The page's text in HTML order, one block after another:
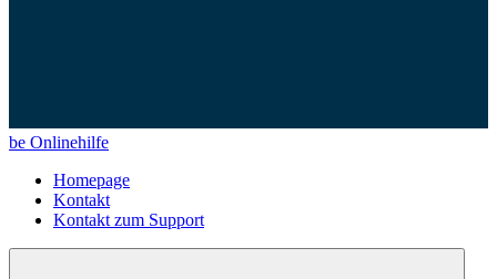
be Onlinehilfe
Homepage
Kontakt
Kontakt zum Support